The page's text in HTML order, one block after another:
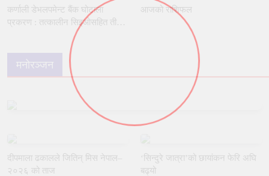
कर्णाली डेभलपमेन्ट बैंक घोटाला
प्रकरण : तत्कालीन सिइओसहित तीन
आजको राशिफल
मनोरञ्जन
दीपमाला ढकालले जितिन् मिस नेपाल–
२०२६ को ताज
‘सिन्दुरे जात्रा’को छायांकन फेरि अघि
बढ्यो